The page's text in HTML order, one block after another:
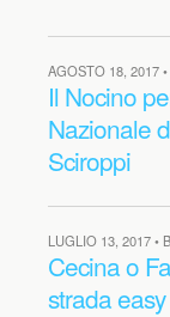
AGOSTO 18, 2017 •
Il Nocino
Nazionale
Sciroppi
LUGLIO 13, 2017 •
Cecina o
strada